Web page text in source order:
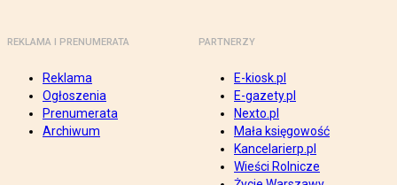
REKLAMA I PRENUMERATA
Reklama
Ogłoszenia
Prenumerata
Archiwum
PARTNERZY
E-kiosk.pl
E-gazety.pl
Nexto.pl
Mała księgowość
Kancelarierp.pl
Wieści Rolnicze